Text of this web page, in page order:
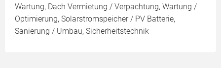
Wartung, Dach Vermietung / Verpachtung, Wartung /
Optimierung, Solarstromspeicher / PV Batterie,
Sanierung / Umbau, Sicherheitstechnik